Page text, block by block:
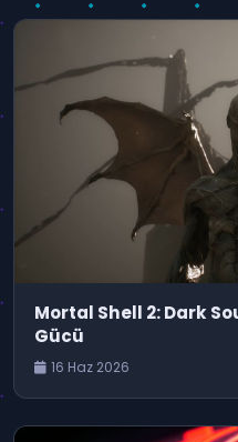
Mortal Shell 2: Dark
Gücü
16 Haz 2026